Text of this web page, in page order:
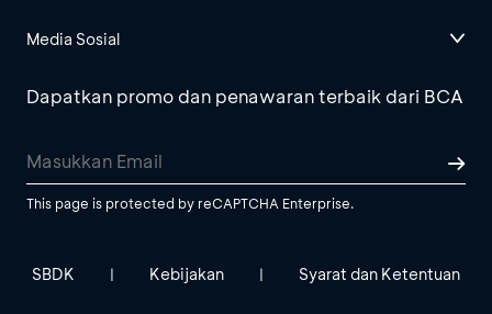
Media Sosial
Dapatkan promo dan penawaran terbaik dari BCA
This page is protected by reCAPTCHA Enterprise.
SBDK | Kebijakan | Syarat dan Ketentuan